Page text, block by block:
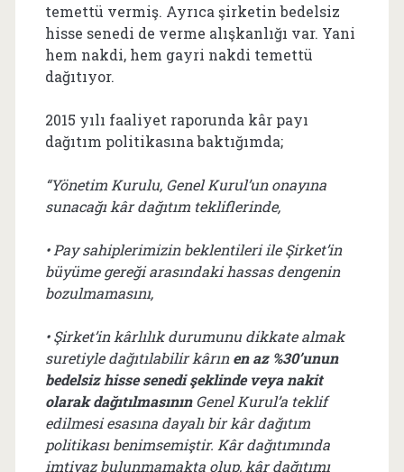
temettü vermiş. Ayrıca şirketin bedelsiz
hisse senedi de verme alışkanlığı var. Yani
hem nakdi, hem gayri nakdi temettü
dağıtıyor.
2015 yılı faaliyet raporunda kâr payı
dağıtım politikasına baktığımda;
“Yönetim Kurulu, Genel Kurul’un onayına
sunacağı kâr dağıtım tekliflerinde,
• Pay sahiplerimizin beklentileri ile Şirket’in
büyüme gereği arasındaki hassas dengenin
bozulmamasını,
• Şirket’in kârlılık durumunu dikkate almak
suretiyle dağıtılabilir kârınen az %30’unun
bedelsiz hisse senedi şeklinde veya nakit
olarak dağıtılmasınınGenel Kurul’a teklif
edilmesi esasına dayalı bir kâr dağıtım
politikası benimsemiştir. Kâr dağıtımında
imtiyaz bulunmamakta olup, kâr dağıtımı